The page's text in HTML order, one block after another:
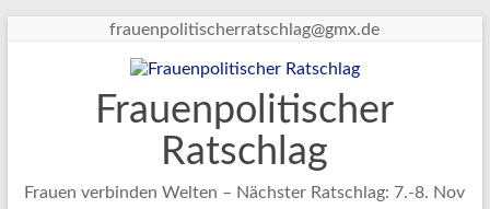
frauenpolitischerratschlag@gmx.de
Frauenpolitischer
Ratschlag
Frauen verbinden Welten – Nächster Ratschlag: 7.-8. Nov